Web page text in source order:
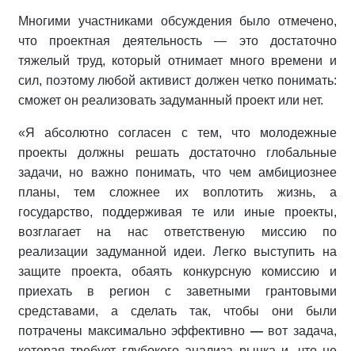
Многими участниками обсуждения было отмечено,
что проектная деятельность — это достаточно
тяжелый труд, который отнимает много времени и
сил, поэтому любой активист должен четко понимать:
сможет он реализовать задуманный проект или нет.
«Я абсолютно согласен с тем, что молодежные
проекты должны решать достаточно глобальные
задачи, но важно понимать, что чем амбициознее
планы, тем сложнее их воплотить жизнь, а
государство, поддерживая те или иные проекты,
возглагает на нас ответственую миссию по
реализации задуманной идеи. Легко выступить на
защите проекта, обаять конкурсную комиссию и
приехать в регион с заветными грантовыми
средставами, а сделать так, чтобы они были
потрачены максимально эффективно — вот задача,